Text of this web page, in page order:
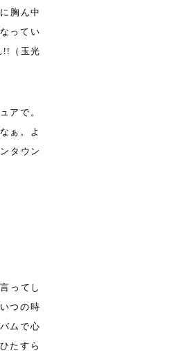
胸ん中
ってい
（玉光
アで。
ぁ。よ
タウン
ってし
つの時
ムで心
たすら